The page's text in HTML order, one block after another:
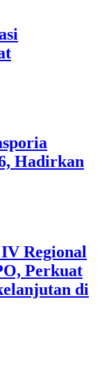
Hadirkan
Regional
Perkuat
di